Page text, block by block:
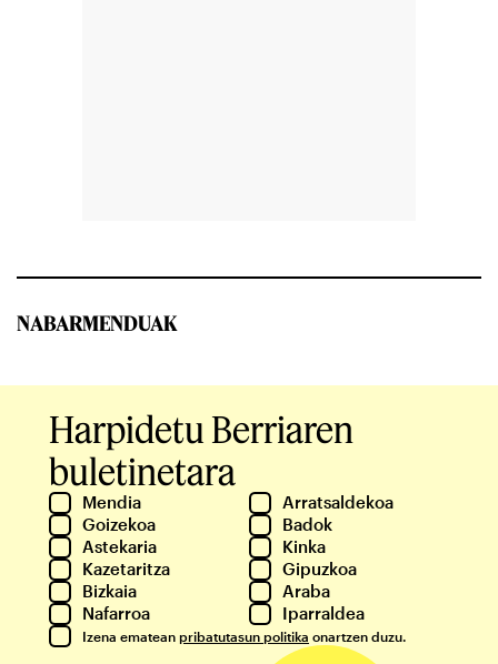
NABARMENDUAK
Harpidetu Berriaren
buletinetara
Mendia
Arratsaldekoa
Goizekoa
Badok
Astekaria
Kinka
Kazetaritza
Gipuzkoa
Bizkaia
Araba
Nafarroa
Iparraldea
Izena ematean pribatutasun politika onartzen duzu.